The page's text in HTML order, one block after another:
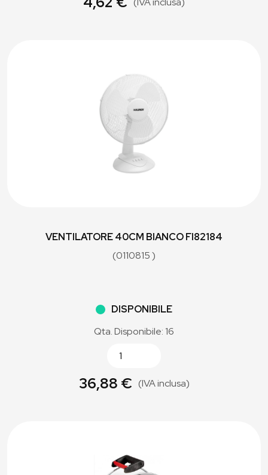
VENTILATORE 40CM BIANCO FI82184
(0110815 )
DISPONIBILE
Qta. Disponibile: 16
36,88 € (IVA inclusa)